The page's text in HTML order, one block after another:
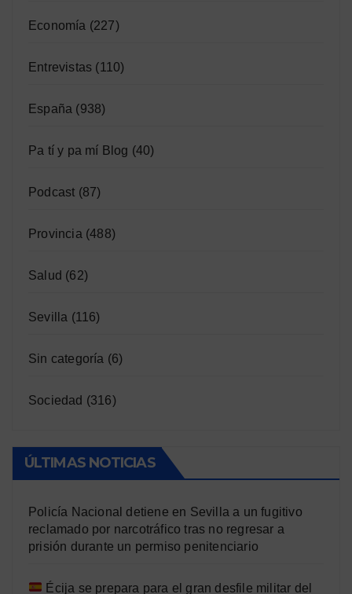
Economía (227)
Entrevistas (110)
España (938)
Pa tí y pa mí Blog (40)
Podcast (87)
Provincia (488)
Salud (62)
Sevilla (116)
Sin categoría (6)
Sociedad (316)
ÚLTIMAS NOTICIAS
Policía Nacional detiene en Sevilla a un fugitivo
reclamado por narcotráfico tras no regresar a
prisión durante un permiso penitenciario
Écija se prepara para el gran desfile militar del